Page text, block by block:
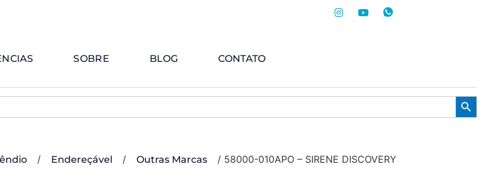
SOBRE BLOG CONTATO
/ Endereçável / Outras Marcas
/ 58000-010APO – SIRENE DISCOVERY